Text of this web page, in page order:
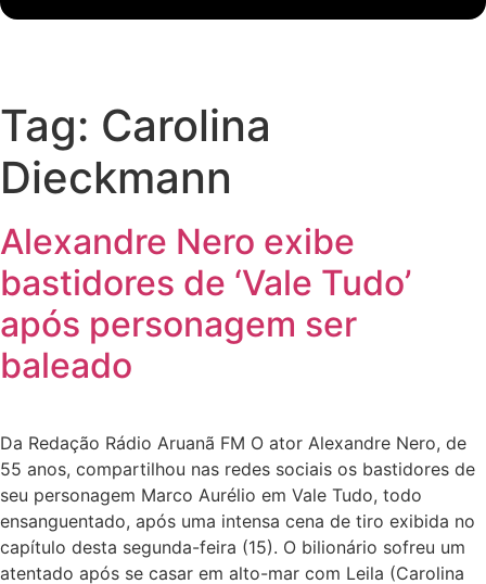
Tag: Carolina
Dieckmann
Alexandre Nero exibe
bastidores de ‘Vale Tudo’
após personagem ser
baleado
Da Redação Rádio Aruanã FM O ator Alexandre Nero, de
55 anos, compartilhou nas redes sociais os bastidores de
seu personagem Marco Aurélio em Vale Tudo, todo
ensanguentado, após uma intensa cena de tiro exibida no
capítulo desta segunda-feira (15). O bilionário sofreu um
atentado após se casar em alto-mar com Leila (Carolina